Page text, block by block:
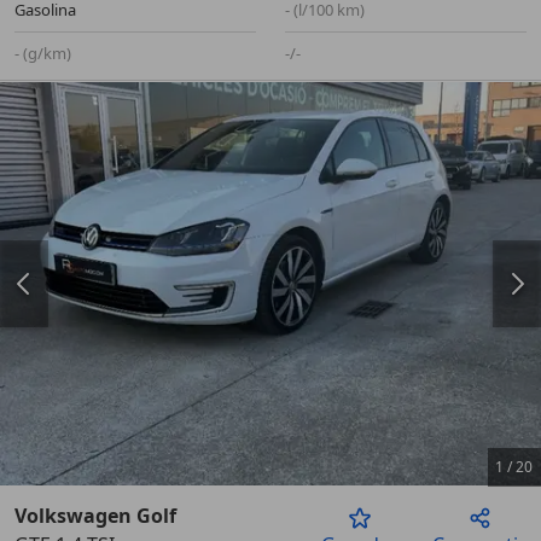
Gasolina
- (l/100 km)
- (g/km)
-/-
1 /20
Volkswagen Golf